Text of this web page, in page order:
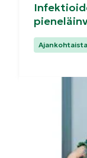
Kategoriat: